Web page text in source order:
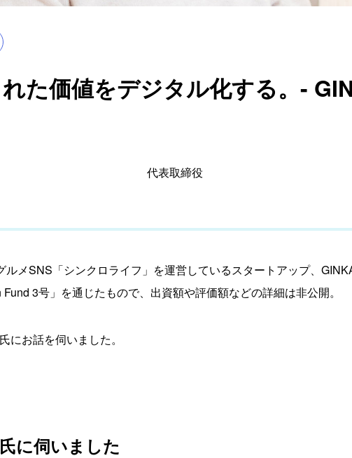
た価値をデジタル化する。-
代表取締役
メSNS「シンクロライフ」を運営しているスタートアップ、
3号」を通じたもので、出資額や評価額などの詳細は非公開。
にお話を伺いました。
に伺いました